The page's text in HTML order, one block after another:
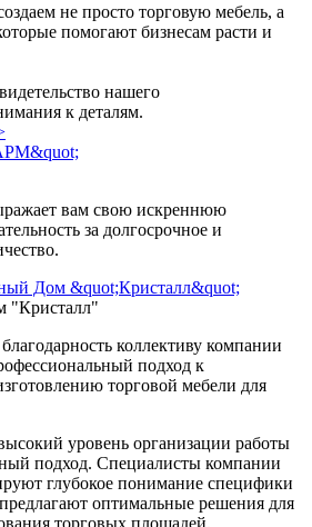
не просто торговую мебель, а
помогают бизнесам расти и
нашего
к деталям.
вам свою искреннюю
за долгосрочное и
коллективу компании
подход к
торговой мебели для
уровень организации работы
подход. Специалисты компании
глубокое понимание специфики
оптимальные решения для
торговых площадей.